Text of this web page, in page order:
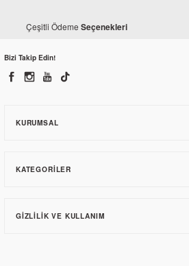
Çeşitli Ödeme Seçenekleri
Bizi Takip Edin!
KURUMSAL
KATEGORILER
GIZLILIK VE KULLANIM